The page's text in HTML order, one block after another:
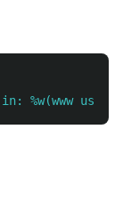
in: %w(www us